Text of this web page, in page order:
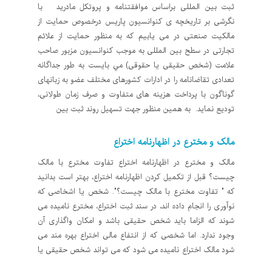
ثبت بين المللی براساس موافقتنامه و پروتكل مادريد با
نگرشی بر تاريخچه ی كنوانسيون پاریس درخصوص حمايت از
مالكيت صنعتی در می يابيم كه به منظور حمايت از علائم
تجارتی در سطح بين المللی به موجب كنوانسيون مزبور صاحب
علامت (شخص حقيقی يا حقوقی) مي بايست به طور جداگانه
تعدادی تقاضانامه را در ادارات كشورهای مختلف عضو به زبانهای
گوناگون با پرداخت هزينه های متفاوت و صرف زمان طولانی،
توديع نمايد. به همين منظور جهت تسهيل روند ثبت بين
مالک و مخترع در اظهارنامه اختراع
مالک و مخترع در اظهارنامه اختراع تفاوت مخترع با مالک
چیست؟ قبل از تکمیل کردن اظهارنامه اختراع، بهتر است بدانید
که " تفاوت مخترع با مالک چیست؟". شخص یا اشخاصی که
نوآوری را انجام داده اند، در سند ثبت اختراع، مخترع نامیده می
شوند که الزاما باید شخص حقیقی باشد و امکان واگذاری آن
وجود ندارد. اما شخصی که از انتفاع مالی اختراع بهره مند می
شود مالک اختراع نامیده می شود که می تواند شخص حقیقی یا